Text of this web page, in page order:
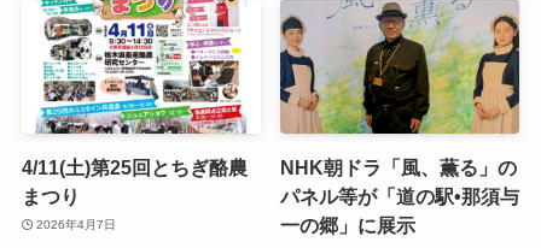
4/11(土)第25回とちぎ酪農
まつり
2026年4月7日
NHK朝ドラ「風、薫る」の
パネル等が「道の駅•那須与
一の郷」に展示